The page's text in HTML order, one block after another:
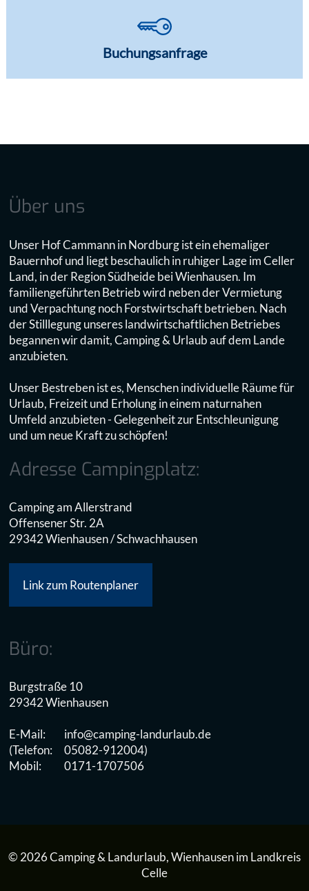
Buchungsanfrage
Über uns
Unser Hof Cammann in Nordburg ist ein ehemaliger
Bauernhof und liegt beschaulich in ruhiger Lage im Celler
Land, in der Region Südheide bei Wienhausen. Im
familiengeführten Betrieb wird neben der Vermietung
und Verpachtung noch Forstwirtschaft betrieben. Nach
der Stilllegung unseres landwirtschaftlichen Betriebes
begannen wir damit, Camping & Urlaub auf dem Lande
anzubieten.
Unser Bestreben ist es, Menschen individuelle Räume für
Urlaub, Freizeit und Erholung in einem naturnahen
Umfeld anzubieten - Gelegenheit zur Entschleunigung
und um neue Kraft zu schöpfen!
Adresse Campingplatz:
Camping am Allerstrand
Offensener Str. 2A
29342 Wienhausen / Schwachhausen
Link zum Routenplaner
Büro:
Burgstraße 10
29342 Wienhausen
E-Mail:
info@camping-landurlaub.de
(Telefon:
05082-912004)
Mobil:
0171-1707506
© 2026 Camping & Landurlaub, Wienhausen im Landkreis
Celle